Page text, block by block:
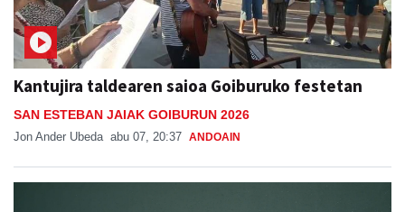
Kantujira taldearen saioa Goiburuko festetan
SAN ESTEBAN JAIAK GOIBURUN 2026
Jon Ander Ubeda abu 07, 20:37 ANDOAIN